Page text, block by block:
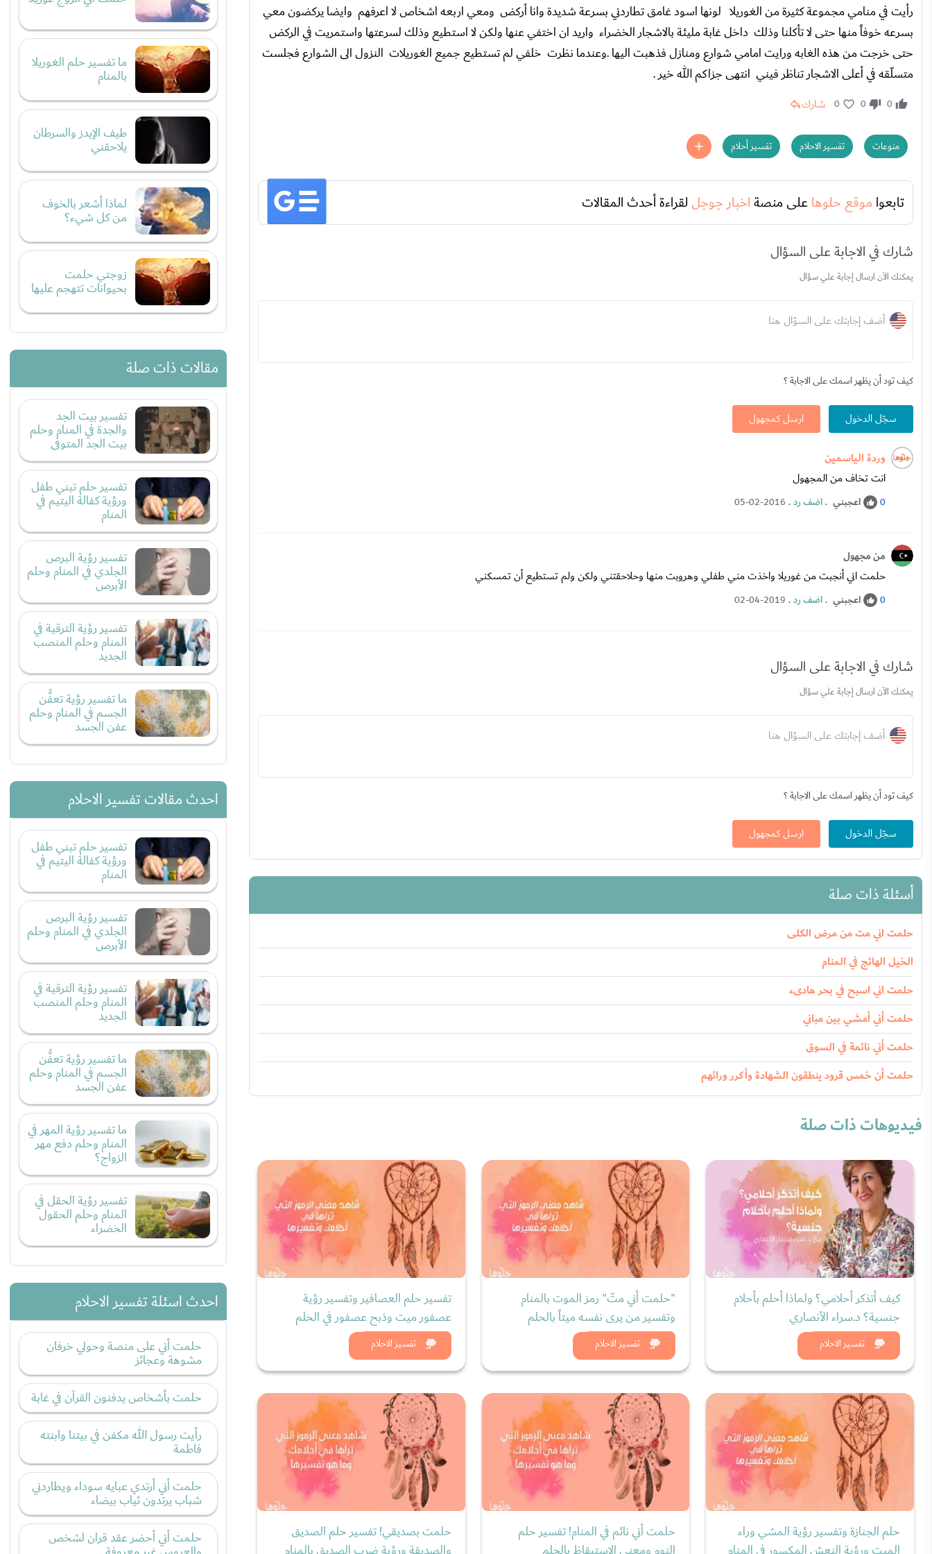
رأيت في منامي مجموعة كثيرة من الغوريلا لونها اسود غامق تطاردني بسرعة شديدة وانا أركض ومعي اربعه اشخاص لا اعرفهم وايضا يركضون معي
بسرعه خوفاً منها حتى لا تأكلنا وذلك داخل غابة مليئة بالاشجار الخضراء واريد ان اختفي عنها ولكن لا استطيع وذلك لسرعتها واستمريت في الركض
حتى خرجت من هذه الغابه ورايت امامي شوارع ومنازل فذهبت اليها .وعندما نظرت خلفي لم تستطيع جميع الغوريلات النزول الى الشوارع فجلست
متسلّقه في أعلى الاشجار تناظر فيني انتهى جزاكم الله خير .
0
0
0 شارك
منوعات تفسير الاحلام تفسير أحلام
تابعوا موقع حلوهاعلى منصةاخبار جوجل لقراءة أحدث المقالات
شارك في الاجابة على السؤال
يمكنك الآن ارسال إجابة علي سؤال
أضف إجابتك على السؤال هنا
كيف تود أن يظهر اسمك على الاجابة ؟
سجّل الدخول ارسل كمجهول
وردة الياسمين
انت تخاف من المجهول
0 اعجبني .اضف رد.
05-02-2016
من مجهول
حلمت اني أنجبت من غوريلا واخذت مني طفلي وهروبت منها وحلاحقتني ولكن ولم تستطيع أن تمسكني
0 اعجبني .اضف رد.
02-04-2019
شارك في الاجابة على السؤال
يمكنك الآن ارسال إجابة علي سؤال
أضف إجابتك على السؤال هنا
كيف تود أن يظهر اسمك على الاجابة ؟
سجّل الدخول ارسل كمجهول
أسئلة ذات صلة
حلمت اني مت من مرض الكلى
الخيل الهائج في المنام
حلمت اني اسبح في بحر هادىء
حلمت أني أمشي بين مباني
حلمت أني نائمة في السوق
حلمت أن خمس قرود ينطقون الشهادة وأكرر ورائهم
فيديوهات ذات صلة
تفسير الاحلام
كيف أتذكر أحلامي؟ ولماذا أحلم بأحلام
جنسية؟ د.سراء الأنصاري
شاهد الان
تفسير الاحلام
"حلمت أني متّ" رمز الموت بالمنام
وتفسير من يرى نفسه ميتاً بالحلم
شاهد الان
تفسير الاحلام
تفسير حلم العصافير وتفسير رؤية
عصفور ميت وذبح عصفور في الحلم
شاهد الان
حلم الجنازة وتفسير رؤية المشي وراء
حلمت أني نائم في المنام! تفسير حلم
حلمت بصديقي! تفسير حلم الصديق
ما تفسير حلم الغوريلا
بالمنام
طيف الإيدز والسرطان
يلاحقني
لماذا أشعر بالخوف
من كل شيء؟
زوجتي حلمت
بحيوانات تتهجم عليها
مقالات ذات صلة
تفسير بيت الجد
والجدة في المنام وحلم
بيت الجد المتوفى
تفسير حلم تبني طفل
ورؤية كفالة اليتيم في
المنام
تفسير رؤية البرص
الجلدي في المنام وحلم
الأبرص
تفسير رؤية الترقية في
المنام وحلم المنصب
الجديد
ما تفسير رؤية تعفُّن
الجسم في المنام وحلم
عفن الجسد
احدث مقالات تفسير الاحلام
تفسير حلم تبني طفل
ورؤية كفالة اليتيم في
المنام
تفسير رؤية البرص
الجلدي في المنام وحلم
الأبرص
تفسير رؤية الترقية في
المنام وحلم المنصب
الجديد
ما تفسير رؤية تعفُّن
الجسم في المنام وحلم
عفن الجسد
ما تفسير رؤية المهر في
المنام وحلم دفع مهر
الزواج؟
تفسير رؤية الحقل في
المنام وحلم الحقول
الخضراء
احدث اسئلة تفسير الاحلام
حلمت أني على منصة وحولي خرفان
مشوهة وعجائز
حلمت بأشخاص يدفنون القرآن في غابة
رأيت رسول الله مكفن في بيتنا وابنته
فاطمة
حلمت أني أرتدي عبايه سوداء ويطاردني
شباب يرتدون ثياب بيضاء
حلمت أني أحضر عقد قران لشخص